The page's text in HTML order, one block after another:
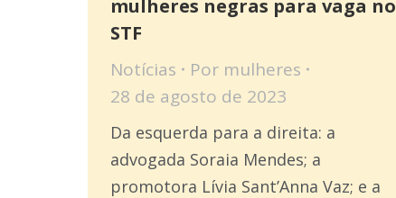
mulheres negras para vaga no
STF
Notícias Por mulheres
28 de agosto de 2023
Da esquerda para a direita: a
advogada Soraia Mendes; a
promotora Lívia Sant’Anna Vaz; e a